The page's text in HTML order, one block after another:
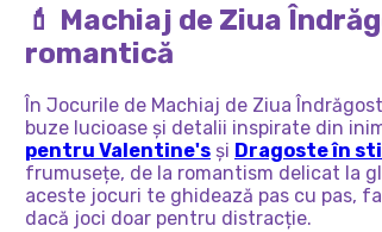
💄 Machiaj de Ziua
romantică
În Jocurile de Machiaj de Ziua
buze lucioase și detalii inspirate din
pentru Valentine's și Dragoste în stil
frumusețe, de la romantism delicat la
aceste jocuri te ghidează pas cu pas,
dacă joci doar pentru distracție.